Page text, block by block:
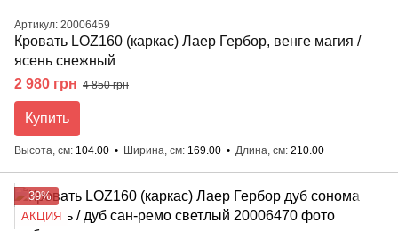
Артикул: 20006459
Кровать LOZ160 (каркас) Лаер Гербор, венге магия /
ясень снежный
2 980 грн 4 850 грн
Купить
Высота, см 104.00 Ширина, см 169.00 Длина, см 210.00
−39%
АКЦИЯ